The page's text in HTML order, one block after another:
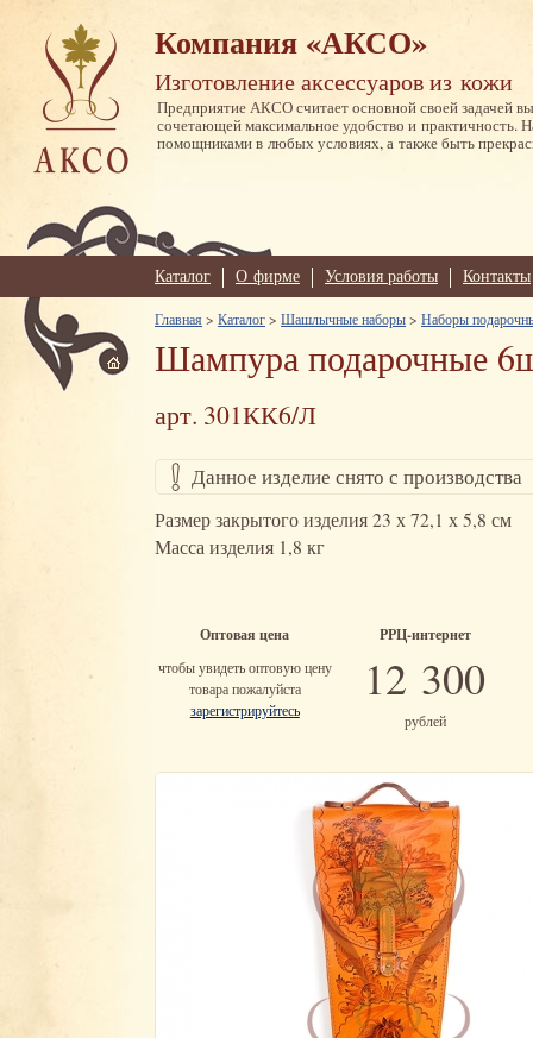
Компания «АКСО»
Изготовление аксессуаров из кожи
Предприятие АКСО считает основной своей задачей
сочетающей максимальное удобство и практичность.
помощниками в любых условиях, а также быть
Каталог О фирме Условия работы Контакты
Главная > Каталог> Шашлычные наборы> Наборы
Шампура подарочные
арт. 301КК6/Л
Данное изделие снято с производства
Размер закрытого изделия 23 х 72,1 х 5,8 см
Масса изделия 1,8 кг
Оптовая цена
чтобы увидеть оптовую цену
товара пожалуйста
зарегистрируйтесь
РРЦ-интернет
12 300
рублей